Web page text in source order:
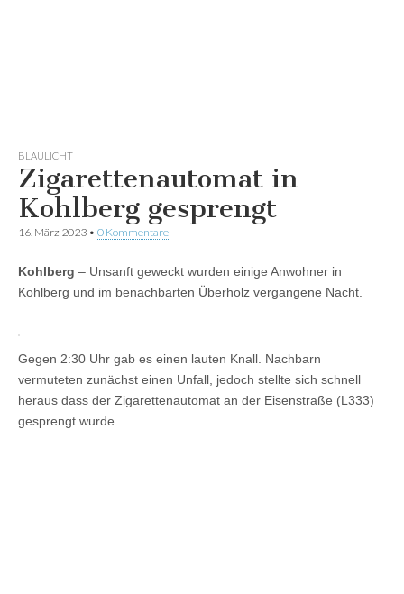
BLAULICHT
Zigarettenautomat in
Kohlberg gesprengt
16. März 2023 • 0 Kommentare
Kohlberg – Unsanft geweckt wurden einige Anwohner in
Kohlberg und im benachbarten Überholz vergangene Nacht.
Gegen 2:30 Uhr gab es einen lauten Knall. Nachbarn
vermuteten zunächst einen Unfall, jedoch stellte sich schnell
heraus dass der Zigarettenautomat an der Eisenstraße (L333)
gesprengt wurde.